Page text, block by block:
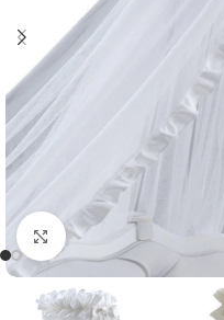
Clicca per ingrandire